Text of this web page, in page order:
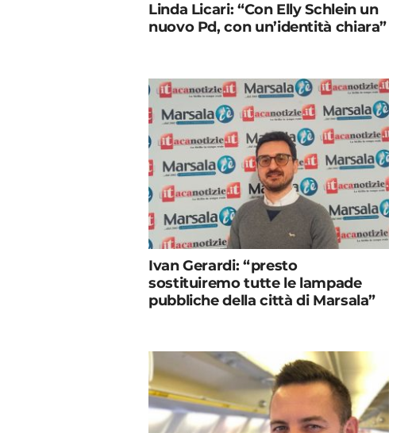
Linda Licari: “Con Elly Schlein un
nuovo Pd, con un’identità chiara”
Ivan Gerardi: “presto
sostituiremo tutte le lampade
pubbliche della città di Marsala”